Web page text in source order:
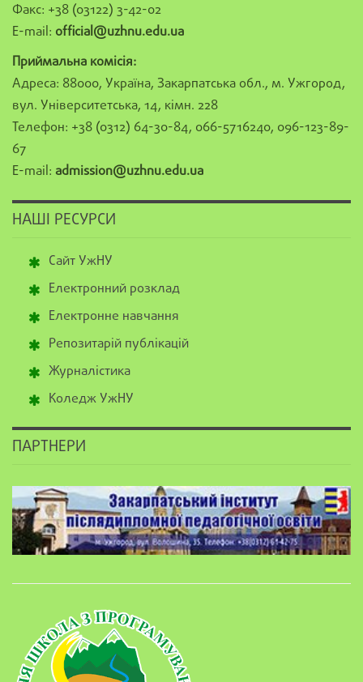
Факс: +38 (03122) 3-42-02
E-mail: official@uzhnu.edu.ua
Приймальна комісія:
Адреса: 88000, Україна, Закарпатська обл., м. Ужгород,
вул. Університетська, 14, кімн. 228
Телефон: +38 (0312) 64-30-84, 066-5716240, 096-123-89-
67
E-mail: admission@uzhnu.edu.ua
НАШІ РЕСУРСИ
Сайт УжНУ
Електронний розклад
Електронне навчання
Репозитарій публікацій
Журналістика
Коледж УжНУ
ПАРТНЕРИ